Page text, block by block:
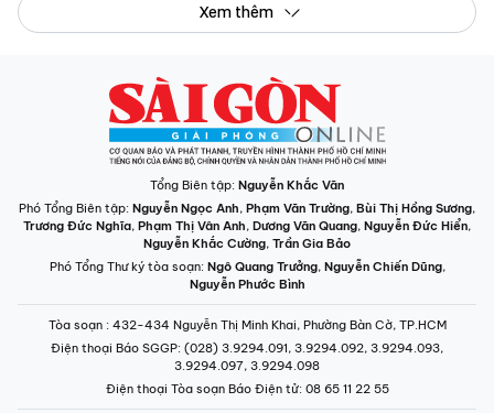
Xem thêm
Tổng Biên tập: Nguyễn Khắc Văn
Phó Tổng Biên tập: Nguyễn Ngọc Anh, Phạm Văn Trường, Bùi Thị Hồng Sương,
Trương Đức Nghĩa, Phạm Thị Vân Anh, Dương Văn Quang, Nguyễn Đức Hiển,
Nguyễn Khắc Cường, Trần Gia Bảo
Phó Tổng Thư ký tòa soạn: Ngô Quang Trưởng, Nguyễn Chiến Dũng,
Nguyễn Phước Bình
Tòa soạn : 432-434 Nguyễn Thị Minh Khai, Phường Bàn Cờ, TP.HCM
Điện thoại Báo SGGP: (028) 3.9294.091, 3.9294.092, 3.9294.093,
3.9294.097, 3.9294.098
Điện thoại Tòa soạn Báo Điện tử: 08 65 11 22 55